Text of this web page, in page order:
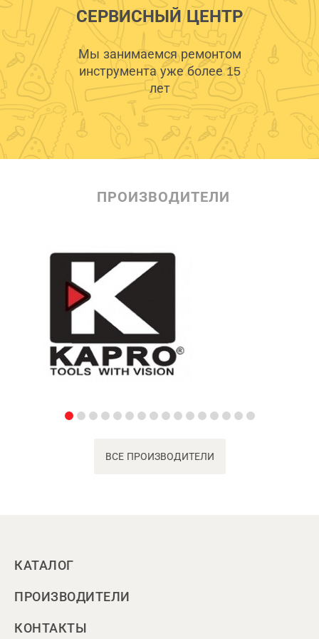
СЕРВИСНЫЙ ЦЕНТР
Мы занимаемся ремонтом
инструмента уже более 15
лет
ПРОИЗВОДИТЕЛИ
ВСЕ ПРОИЗВОДИТЕЛИ
КАТАЛОГ
ПРОИЗВОДИТЕЛИ
КОНТАКТЫ